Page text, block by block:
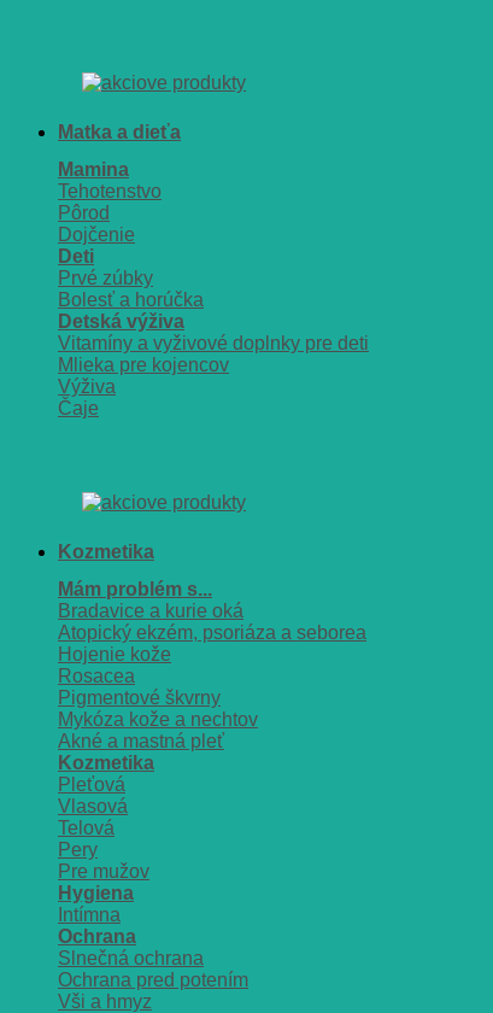
Matka a dieťa
Mamina
Tehotenstvo
Pôrod
Dojčenie
Deti
Prvé zúbky
Bolesť a horúčka
Detská výživa
Vitamíny a vyživové doplnky pre deti
Mlieka pre kojencov
Výživa
Čaje
Kozmetika
Mám problém s...
Bradavice a kurie oká
Atopický ekzém, psoriáza a seborea
Hojenie kože
Rosacea
Pigmentové škvrny
Mykóza kože a nechtov
Akné a mastná pleť
Kozmetika
Pleťová
Vlasová
Telová
Pery
Pre mužov
Hygiena
Intímna
Ochrana
Slnečná ochrana
Ochrana pred potením
Vši a hmyz